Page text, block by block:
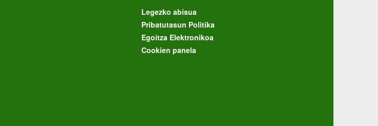
Legezko abisua
Pribatutasun Politika
Egoitza Elektronikoa
Cookien panela